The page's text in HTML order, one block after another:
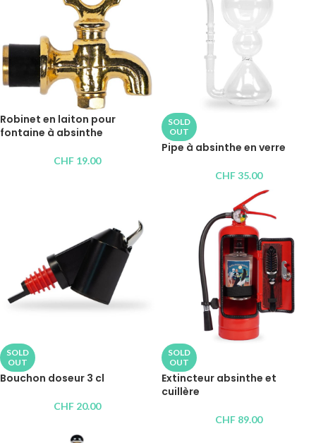
Robinet en laiton pour
fontaine à absinthe
CHF 19.00
SOLD
OUT
Pipe à absinthe en verre
CHF35.00
SOLD
OUT
Bouchon doseur 3 cl
CHF 20.00
SOLD
OUT
Extincteur absinthe et
cuillère
CHF 89.00